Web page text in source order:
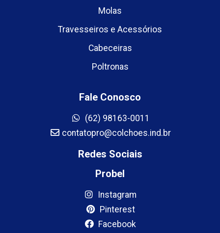
Molas
Travesseiros e Acessórios
Cabeceiras
Poltronas
Fale Conosco
(62) 98163-0011
contatopro@colchoes.ind.br
Redes Sociais
Probel
Instagram
Pinterest
Facebook